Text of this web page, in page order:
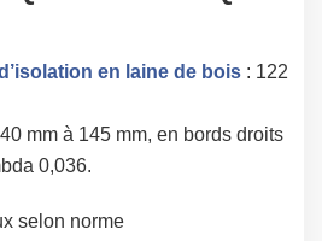
en laine de bois : 122
mm à 145 mm, en bords droits
0,036.
selon norme